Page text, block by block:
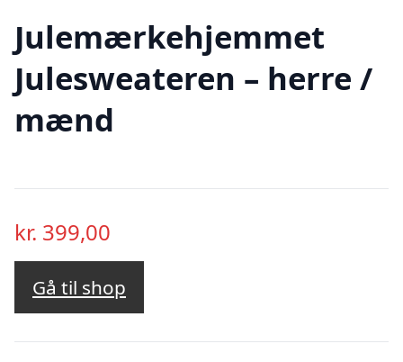
Julemærkehjemmet
Julesweateren – herre /
mænd
kr. 399,00
Gå til shop